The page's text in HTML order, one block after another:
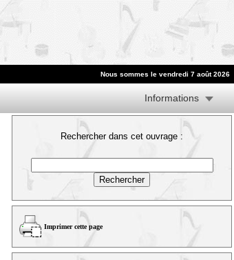
Nous sommes le vendredi 7 août 2026
Informations
Rechercher dans cet ouvrage :
Imprimer cette page